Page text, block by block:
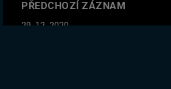
PŘEDCHOZÍ ZÁZNAM
29. 12. 2020